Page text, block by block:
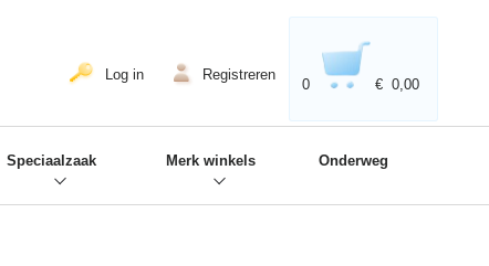
Log in Registreren
0 € 0,00
Speciaalzaak Merk winkels Onderweg